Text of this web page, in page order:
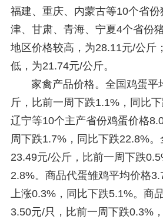
福建、重庆、内蒙古等10个省
津、甘肃、青海、宁夏4个省份
地区价格较高，为28.11元/公斤
低，为21.74元/公斤。
家禽产品价格。全国鸡蛋平
斤，比前一周下跌1.1%，同比下
辽宁等10个主产省份鸡蛋价格
周下跌1.7%，同比下跌22.8%
23.49元/公斤，比前一周下跌
2.8%。商品代蛋雏鸡平均价格
上涨0.3%，同比下跌5.1%。商
3.50元/只，比前一周下跌0.3%